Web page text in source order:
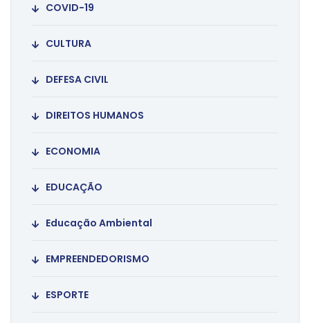
COVID-19
CULTURA
DEFESA CIVIL
DIREITOS HUMANOS
ECONOMIA
EDUCAÇÃO
Educação Ambiental
EMPREENDEDORISMO
ESPORTE